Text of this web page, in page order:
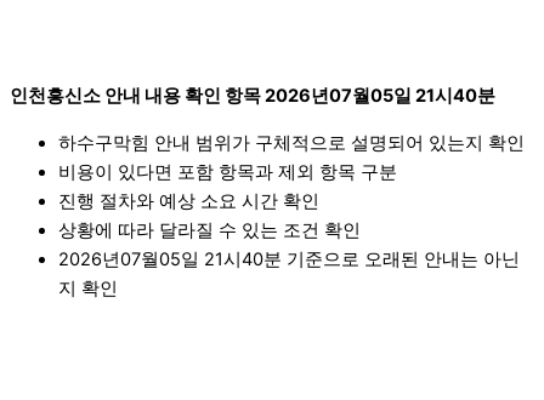
인천흥신소 안내 내용 확인 항목 2026년07월05일 21시40분
하수구막힘 안내 범위가 구체적으로 설명되어 있는지 확인
비용이 있다면 포함 항목과 제외 항목 구분
진행 절차와 예상 소요 시간 확인
상황에 따라 달라질 수 있는 조건 확인
2026년07월05일 21시40분 기준으로 오래된 안내는 아닌
지 확인